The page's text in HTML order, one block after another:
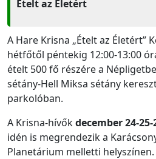
Ételt az Életért
A Hare Krisna „Ételt az Életért”
hétfőtől péntekig 12:00-13:00
ételt 500 fő részére a
sétány-Hell Miksa sétány
parkolóban.
A Krisna-hívőkdecember 24-
idén is megrendezik a
Planetárium melletti helyszínen.